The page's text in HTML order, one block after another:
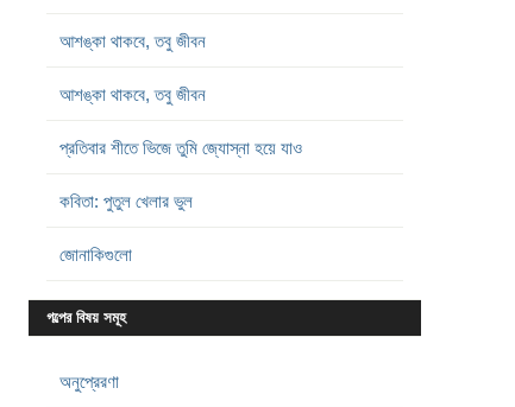
আশঙ্কা থাকবে, তবু জীবন
আশঙ্কা থাকবে, তবু জীবন
প্রতিবার শীতে ভিজে তুমি জ্যোস্না হয়ে যাও
কবিতা: পুতুল খেলার ভুল
জোনাকিগুলো
গল্পের বিষয় সমূহ
অনুপ্রেরণা